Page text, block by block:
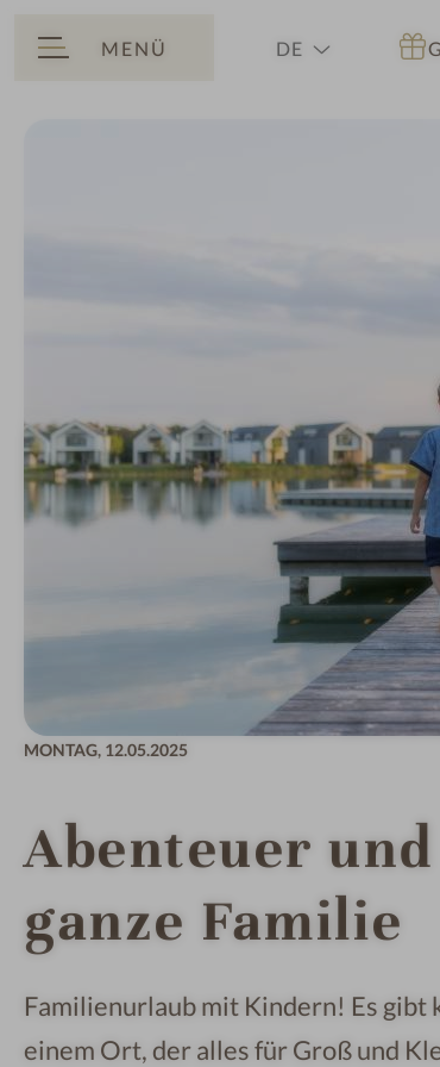
MENÜ
DE
MONTAG, 12.05.2025
Abenteuer
ganze Familie
Familienurlaub mit Kindern! Es gibt
einem Ort, der alles für Groß und